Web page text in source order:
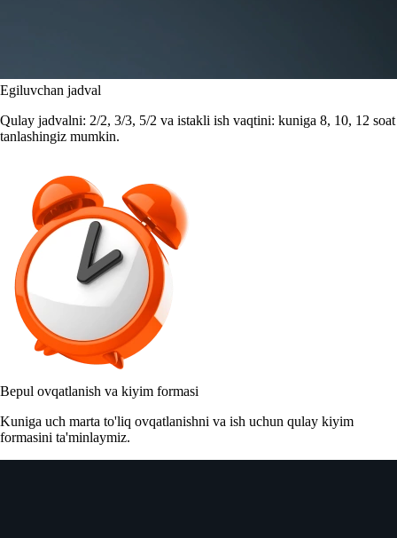
Egiluvchan jadval
Qulay jadvalni: 2/2, 3/3, 5/2 va istakli ish vaqtini: kuniga 8, 10, 12 soat
tanlashingiz mumkin.
Bepul ovqatlanish va kiyim formasi
Kuniga uch marta to'liq ovqatlanishni va ish uchun qulay kiyim
formasini ta'minlaymiz.